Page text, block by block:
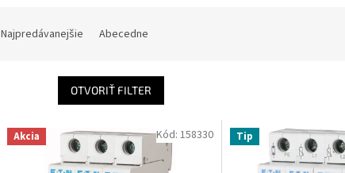
Najpredávanejšie Abecedne
OTVORIŤ FILTER
Akcia Kód: 158330 Tip